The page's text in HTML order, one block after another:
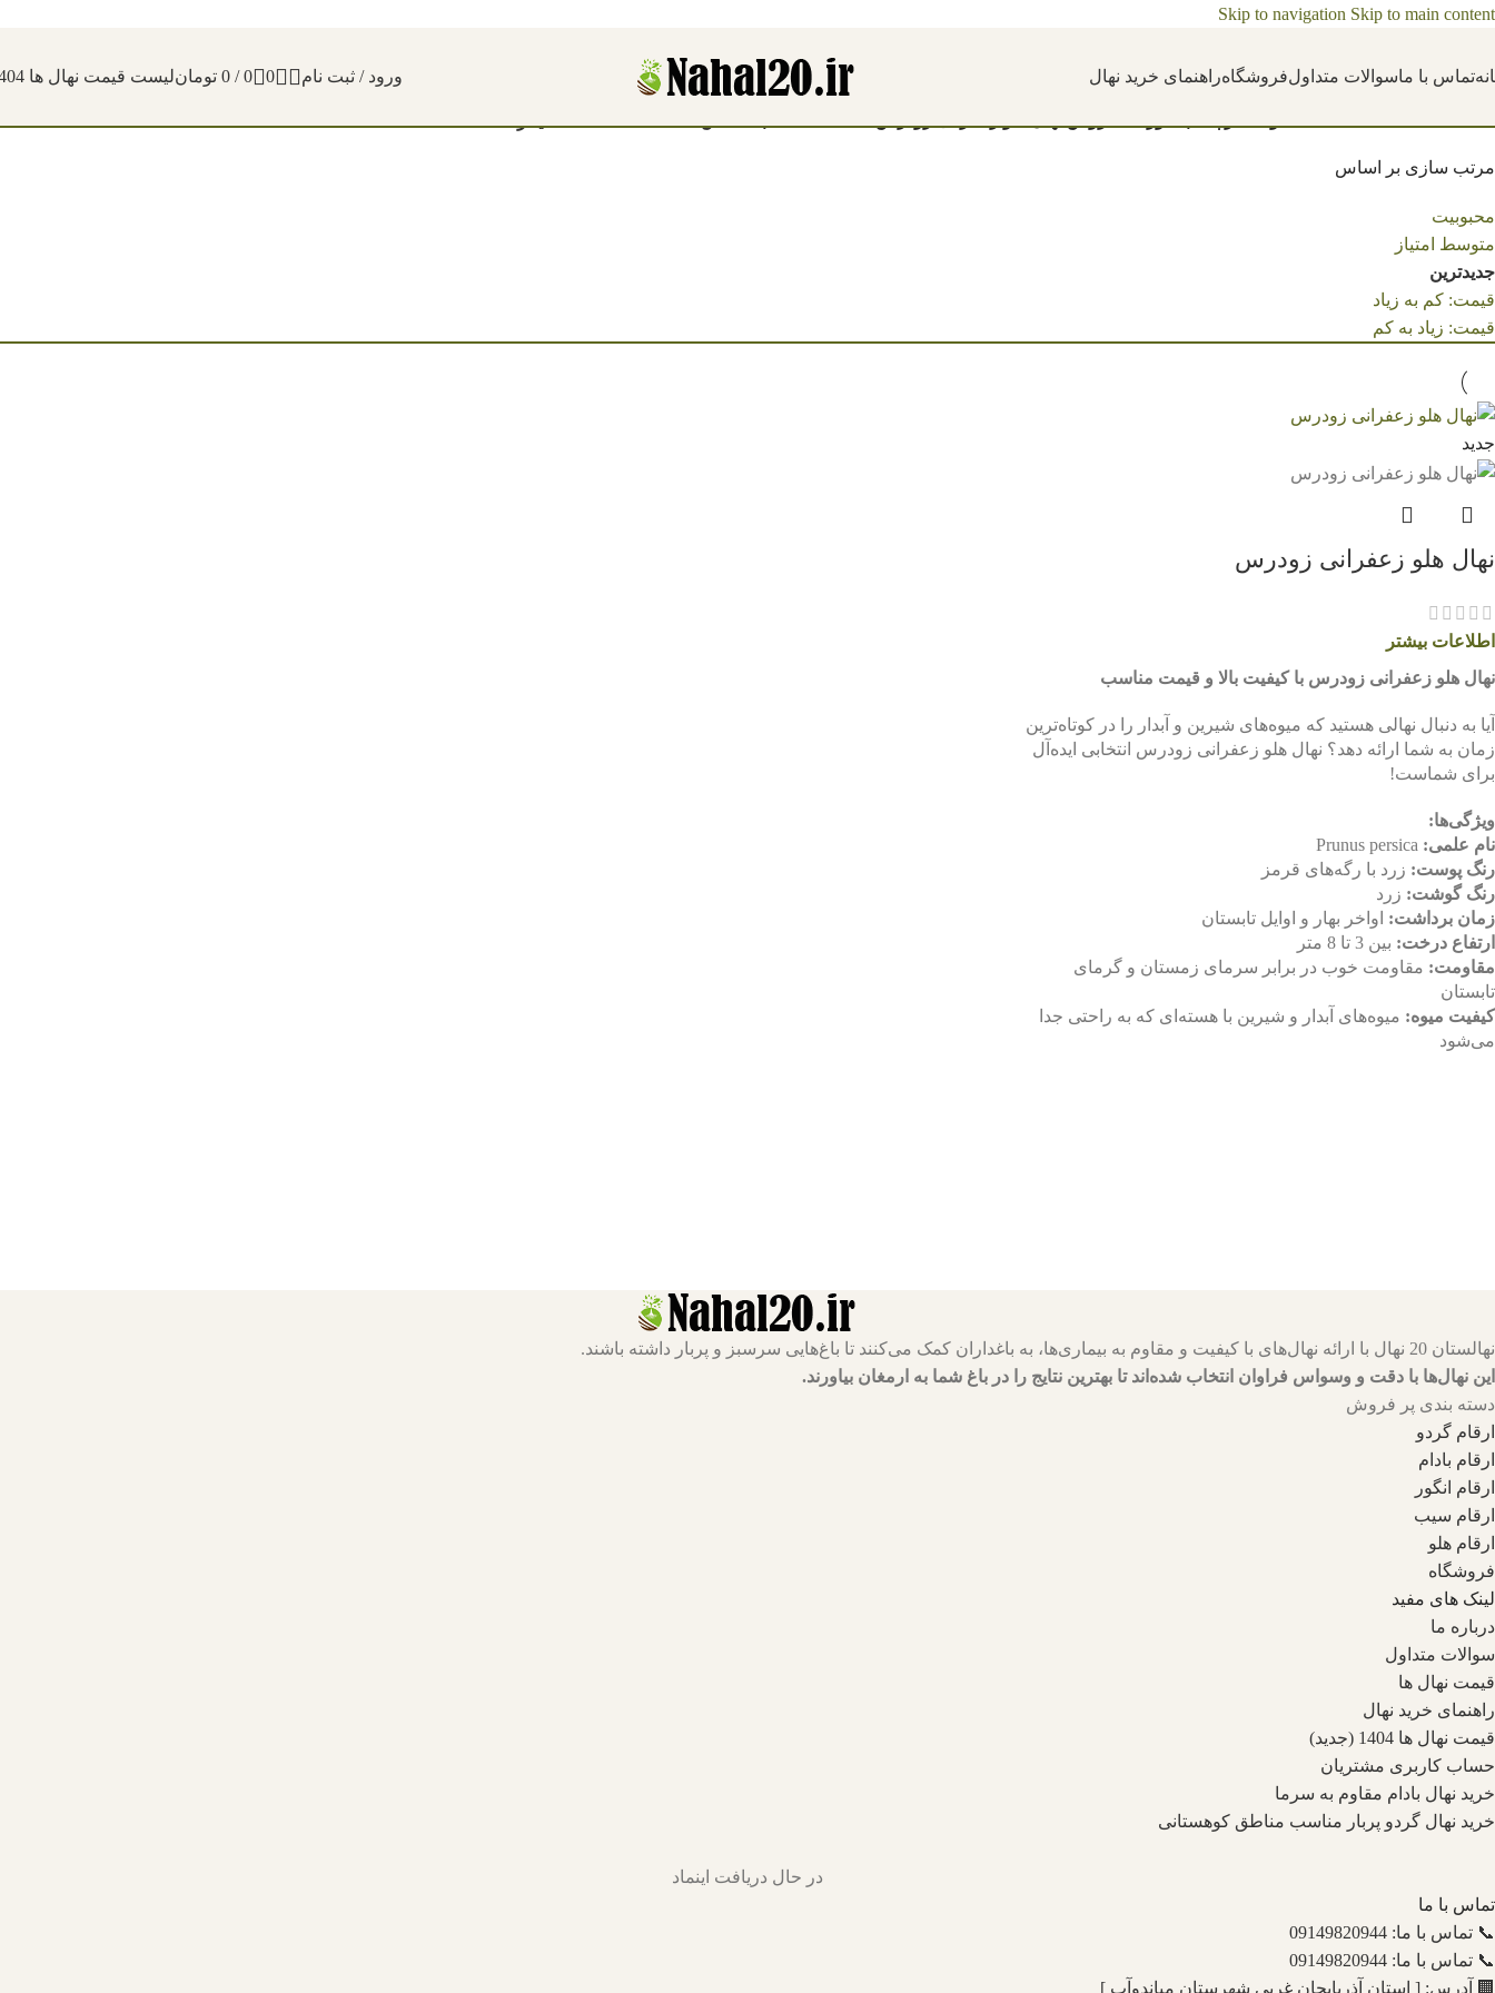
Skip to navigation Skip to main content
تماس با ماسوالات متداولفروشگاهراهنمای خرید نهال ورود / ثبت نام 0
0
/
0 تومانلیست قیمت نهال ها 1404
مرتب سازی بر اساس
محبوبیت
متوسط امتیاز
جدیدترین
قیمت: کم به زیاد
قیمت: زیاد به کم
جدید
نهال هلو زعفرانی زودرس
اطلاعات بیشتر
نهال هلو زعفرانی زودرس با کیفیت بالا و قیمت مناسب
آیا به دنبال نهالی هستید که میوه‌های شیرین و آبدار را در کوتاه‌ترین
زمان به شما ارائه دهد؟ نهال هلو زعفرانی زودرس انتخابی ایده‌آل
برای شماست!
ویژگی‌ها:
نام علمی:
رنگ پوست: زرد با رگه‌های قرمز
رنگ گوشت: زرد
زمان برداشت: اواخر بهار و اوایل تابستان
ارتفاع درخت: بین 3 تا 8 متر
مقاومت: مقاومت خوب در برابر سرمای زمستان و گرمای
تابستان
کیفیت میوه: میوه‌های آبدار و شیرین با هسته‌ای که به راحتی جدا
می‌شود
نهالستان 20 نهال با ارائه نهال‌های با کیفیت و مقاوم به بیماری‌ها، به باغداران کمک می‌کنند تا باغ‌هایی سرسبز و پربار داشته باشند.
این نهال‌ها با دقت و وسواس فراوان انتخاب شده‌اند تا بهترین نتایج را در باغ شما به ارمغان بیاورند.
دسته بندی پر فروش
ارقام گردو
ارقام بادام
ارقام انگور
ارقام سیب
ارقام هلو
فروشگاه
لینک های مفید
درباره ما
سوالات متداول
قیمت نهال ها
راهنمای خرید نهال
قیمت نهال ها 1404 (جدید)
حساب کاربری مشتریان
خرید نهال بادام مقاوم به سرما
خرید نهال گردو پربار مناسب مناطق کوهستانی
در حال دریافت اینماد
تماس با ما
📞 تماس با ما: 09149820944
📞 تماس با ما: 09149820944
🏢 آدرس: [ استان آذربایجان غربی شهرستان میاندوآب ]